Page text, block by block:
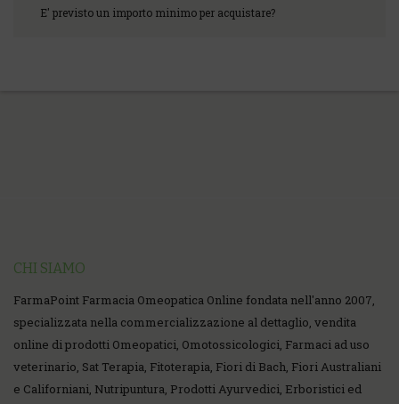
E' previsto un importo minimo per acquistare?
CHI SIAMO
FarmaPoint Farmacia Omeopatica Online fondata nell'anno 2007,
specializzata nella commercializzazione al dettaglio, vendita
online di prodotti Omeopatici, Omotossicologici, Farmaci ad uso
veterinario, Sat Terapia, Fitoterapia, Fiori di Bach, Fiori Australiani
e Californiani, Nutripuntura, Prodotti Ayurvedici, Erboristici ed